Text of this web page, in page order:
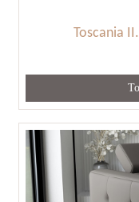
Toscania